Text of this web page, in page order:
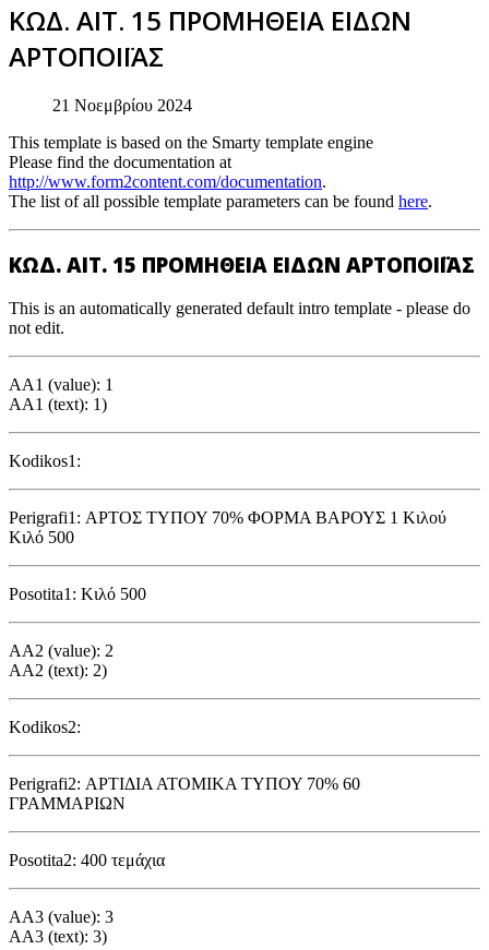
ΚΩΔ. ΑΙΤ. 15 ΠΡΟΜΗΘΕΙΑ ΕΙΔΩΝ
ΑΡΤΟΠΟΙΪΑΣ
21 Νοεμβρίου 2024
This template is based on the Smarty template engine
Please find the documentation at
http://www.form2content.com/documentation.
The list of all possible template parameters can be found here.
ΚΩΔ. ΑΙΤ. 15 ΠΡΟΜΗΘΕΙΑ ΕΙΔΩΝ ΑΡΤΟΠΟΙΪΑΣ
This is an automatically generated default intro template - please do
not edit.
AA1 (value): 1
AA1 (text): 1)
Kodikos1:
Perigrafi1: ΑΡΤΟΣ ΤΥΠΟΥ 70% ΦΟΡΜΑ ΒΑΡΟΥΣ 1 Κιλού
Κιλό 500
Posotita1: Κιλό 500
AA2 (value): 2
AA2 (text): 2)
Kodikos2:
Perigrafi2: ΑΡΤΙΔΙΑ ΑΤΟΜΙΚΑ ΤΥΠΟΥ 70% 60
ΓΡΑΜΜΑΡΙΩΝ
Posotita2: 400 τεμάχια
AA3 (value): 3
AA3 (text): 3)